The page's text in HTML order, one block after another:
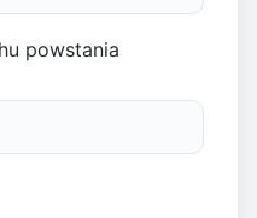
powstania